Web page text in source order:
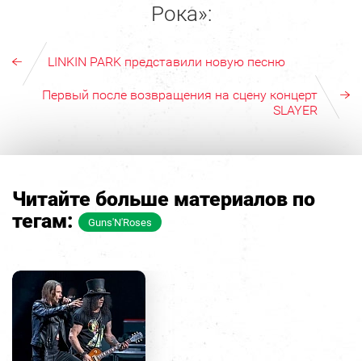
Рока»:
LINKIN PARK представили новую песню
Первый после возвращения на сцену концерт
SLAYER
Читайте больше материалов по
тегам:
Guns'N'Roses